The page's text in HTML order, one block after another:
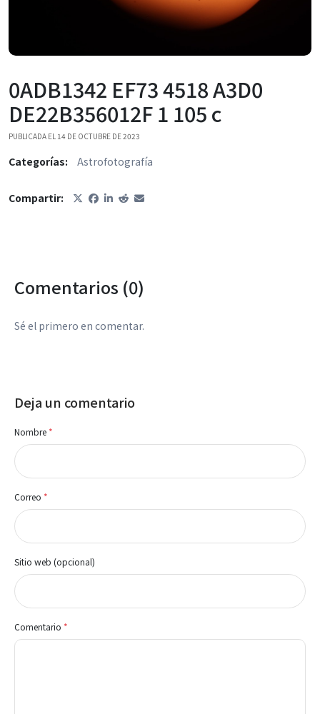
0ADB1342 EF73 4518 A3D0
DE22B356012F 1 105 c
PUBLICADA EL 14 DE OCTUBRE DE 2023
Categorías: Astrofotografía
Compartir:
Comentarios (0)
Sé el primero en comentar.
Deja un comentario
Nombre *
Correo *
Sitio web (opcional)
Comentario *